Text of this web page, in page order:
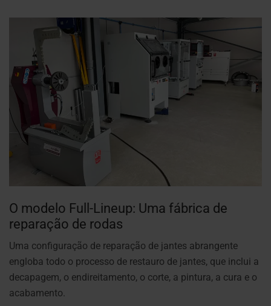
O modelo Full-Lineup: Uma fábrica de
reparação de rodas
Uma configuração de reparação de jantes abrangente
engloba todo o processo de restauro de jantes, que inclui a
decapagem, o endireitamento, o corte, a pintura, a cura e o
acabamento.